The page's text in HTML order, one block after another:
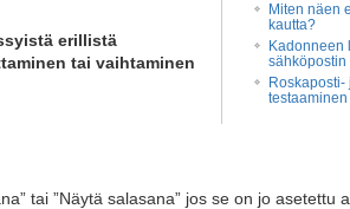
Miten näen
kautta?
Kadonneen
Roskaposti-
testaaminen
erillistä
tai vaihtaminen
tai ”Näytä salasana” jos se on jo asetettu